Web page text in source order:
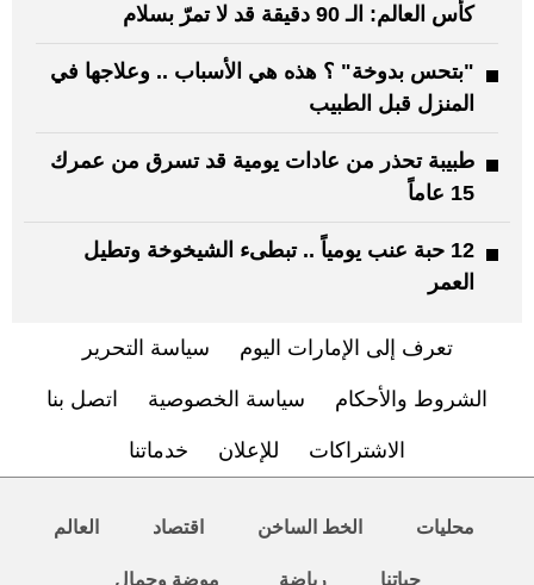
كأس العالم: الـ 90 دقيقة قد لا تمرّ بسلام
"بتحس بدوخة" ؟ هذه هي الأسباب .. وعلاجها في
المنزل قبل الطبيب
طبيبة تحذر من عادات يومية قد تسرق من عمرك
15 عاماً
12 حبة عنب يومياً .. تبطىء الشيخوخة وتطيل
العمر
تعرف إلى الإمارات اليوم سياسة التحرير
الشروط والأحكام سياسة الخصوصية اتصل بنا
الاشتراكات للإعلان خدماتنا
محليات الخط الساخن اقتصاد العالم
حياتنا رياضة موضة وجمال